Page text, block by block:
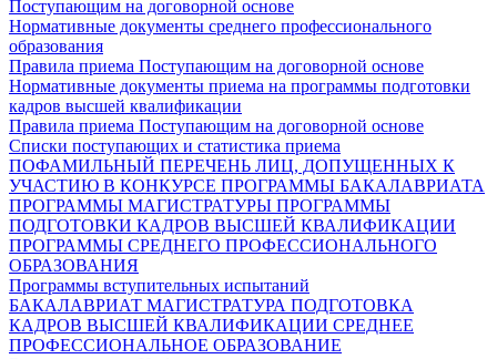
Поступающим на договорной основе
Нормативные документы среднего профессионального
образования
Правила приема Поступающим на договорной основе
Нормативные документы приема на программы подготовки
кадров высшей квалификации
Правила приема Поступающим на договорной основе
Списки поступающих и статистика приема
ПОФАМИЛЬНЫЙ ПЕРЕЧЕНЬ ЛИЦ, ДОПУЩЕННЫХ К
УЧАСТИЮ В КОНКУРСЕ ПРОГРАММЫ БАКАЛАВРИАТА
ПРОГРАММЫ МАГИСТРАТУРЫ ПРОГРАММЫ
ПОДГОТОВКИ КАДРОВ ВЫСШЕЙ КВАЛИФИКАЦИИ
ПРОГРАММЫ СРЕДНЕГО ПРОФЕССИОНАЛЬНОГО
ОБРАЗОВАНИЯ
Программы вступительных испытаний
БАКАЛАВРИАТ МАГИСТРАТУРА ПОДГОТОВКА
КАДРОВ ВЫСШЕЙ КВАЛИФИКАЦИИ СРЕДНЕЕ
ПРОФЕССИОНАЛЬНОЕ ОБРАЗОВАНИЕ